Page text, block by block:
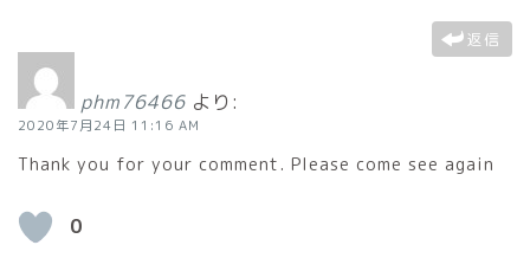
返信
phm76466 より:
2020年7月24日 11:16 AM
Thank you for your comment. Please come see again
0